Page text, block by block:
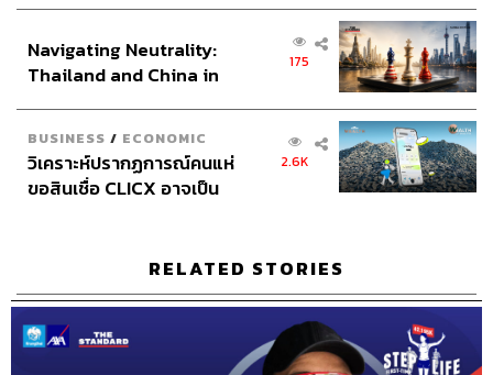
TAGS: StepLife RunningGuide Podcast
GuidedRun
พอดแคสต์
RunningGuideForYourFirst10K
running
10Weeksto10K
TheStandardPodcast
RunningBuddy
ต๊ะพิภู
ป๊อกอิทธิพล
อิทธิพลสมุทรทอง
First10k
พี่ป๊อก
Beginner
49
อินโดนีเซีย
Navigating Neutrality:
Thailand and China in
175
BUSINESS / ECONOMIC
วิเคราะห์ปรากฏการณ์คนแห่
ขอสินเชื่อ CLICX อาจเป็น
2.6K
RELATED STORIES